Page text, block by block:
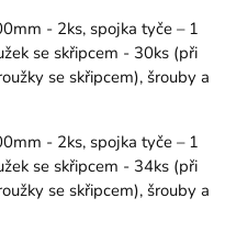
- 2ks, spojka tyče – 1
se skřipcem - 30ks (při
se skřipcem), šrouby a
- 2ks, spojka tyče – 1
se skřipcem - 34ks (při
se skřipcem), šrouby a